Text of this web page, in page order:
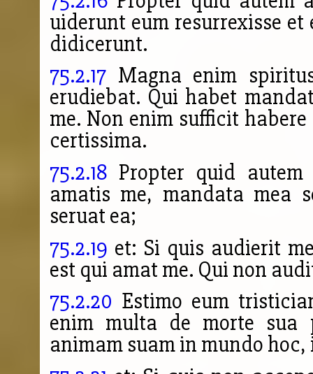
uiderunt eum resurrexisse
didicerunt.
75.2.17Magna enim
erudiebat. Qui habet
me. Non enim sufficit
certissima.
75.2.18 Propter quid
amatis me, mandata mea
seruat ea;
75.2.19 et: Si quis audierit
est qui amat me. Qui non
75.2.20 Estimo eum
enim multa de morte sua
animam suam in mundo